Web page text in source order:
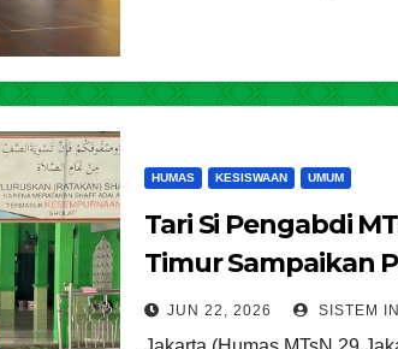
HUMAS KESISWAAN UMUM
Tari Si Pengabdi
Timur Sampaikan
Melalui Seni
JUN 22, 2026 SISTEM